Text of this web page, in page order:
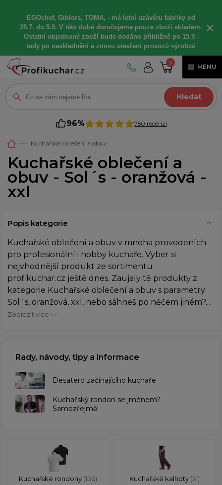
EGOchef, Giblors, TOMA, - má letní uzávěru fabriky od
28.7. do 5.9. V této době doručujeme pouze zboží skladem.
Ostatní objednané zboží bude dodáno přibližně po 15.9 -
tedy po naskladnění a znovu otevření provozů výrobců
×
0
MENU
Hledat
96% 750 recenzí
Kuchařské oblečení a obuv
Kuchařské oblečení a
obuv - Sol´s - oranžová -
xxl
Popis kategorie
Kuchařské oblečení a obuv v mnoha provedeních
pro profesionální i hobby kuchaře. Vyber si
nejvhodnější produkt ze sortimentu
profikuchar.cz ještě dnes. Zaujaly tě produkty z
kategorie Kuchařské oblečení a obuv s parametry:
Sol´s, oranžová, xxl, nebo sáhneš po něčem jiném?...
Zobrazit více
Rady, návody, tipy a informace
Desatero začínajícího kuchaře
Kuchařský rondon se jménem?
Samozřejmě!
Kuchařské rondony (136) Kuchařské kalhoty (51)